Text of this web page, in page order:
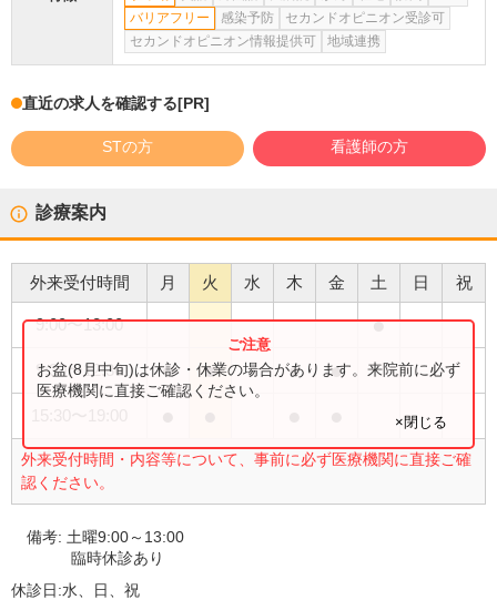
バリアフリー
感染予防
セカンドオピニオン受診可
セカンドオピニオン情報提供可
地域連携
直近の求人を確認する[PR]
STの方 看護師の方
診療案内
外来受付時間 月 火 水 木 金 土 日 祝
9:00〜13:00 ●
9:30〜12:30 ● ● ● ●
外来受付時間・内容等について、事前に必ず医療機関に直接ご確
認ください。
お盆(8月中旬)は休診・休業の場合があります。来院前に必ず
医療機関に直接ご確認ください。
×閉じる
備考: 土曜9:00～13:00
臨時休診あり
休診日:水、日、祝